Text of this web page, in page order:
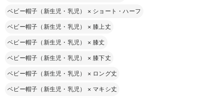
ベビー帽子（新生児・乳児） × ショート・ハーフ
ベビー帽子（新生児・乳児） × 膝上丈
ベビー帽子（新生児・乳児） × 膝丈
ベビー帽子（新生児・乳児） × 膝下丈
ベビー帽子（新生児・乳児） × ロング丈
ベビー帽子（新生児・乳児） × マキシ丈